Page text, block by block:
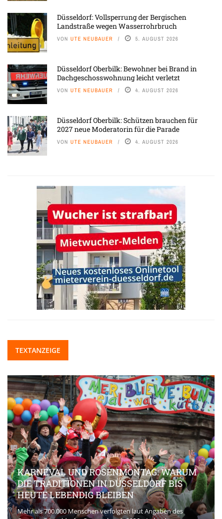
Düsseldorf: Vollsperrung der Bergischen
Landstraße wegen Wasserrohrbruch
VON UTE NEUBAUER 5. AUGUST 2026
Düsseldorf Oberbilk: Bewohner bei Brand in
Dachgeschosswohnung leicht verletzt
VON UTE NEUBAUER 4. AUGUST 2026
Düsseldorf Oberbilk: Schützen brauchen für
2027 neue Moderatorin für die Parade
VON UTE NEUBAUER 4. AUGUST 2026
TEXTANZEIGE
KARNEVAL UND ROSENMONTAG: WARUM
DIE TRADITIONEN IN DÜSSELDORF BIS
HEUTE LEBENDIG BLEIBEN
Mehr als 700.000 Menschen verfolgten laut Angaben des